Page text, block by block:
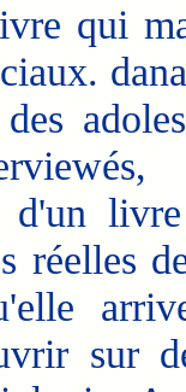
qui
d'un
réelles
sur